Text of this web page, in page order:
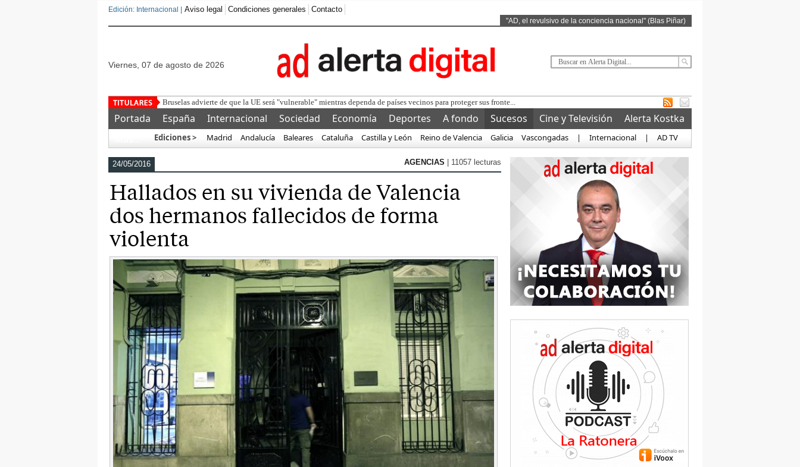
Edición: Internacional | Aviso legal Condiciones generales Contacto
"AD, el revulsivo de la conciencia nacional" (Blas Piñar)
viernes, 07 de agosto de 2026
Bruselas advierte de que la UE será "vulnerable" mientras dependa de países vecinos para proteger sus fronte...
Portada España Internacional Sociedad Economía Deportes A fondo Sucesos Cine y Televisión
Alerta Kostka
Ediciones > Madrid Andalucía Baleares Cataluña Castilla y León Reino de Valencia Galicia Vascongadas | Internacional | AD TV
24/05/2016 AGENCIAS | 11057 lecturas
Hallados en su vivienda de Valencia
dos hermanos fallecidos de forma
violenta